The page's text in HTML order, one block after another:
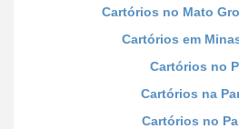
Cartórios no Mato
Cartórios em
Cartórios no
Cartórios na
Cartórios no